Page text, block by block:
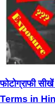
फोटोग्राफी
Terms in